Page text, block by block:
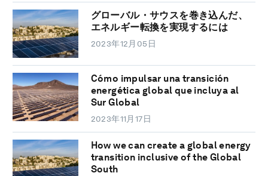
グローバル・サウスを巻き込んだ、
エネルギー転換を実現するには
2023年12月05日
Cómo impulsar una transición
energética global que incluya al
Sur Global
2023年11月17日
How we can create a global energy
transition inclusive of the Global
South